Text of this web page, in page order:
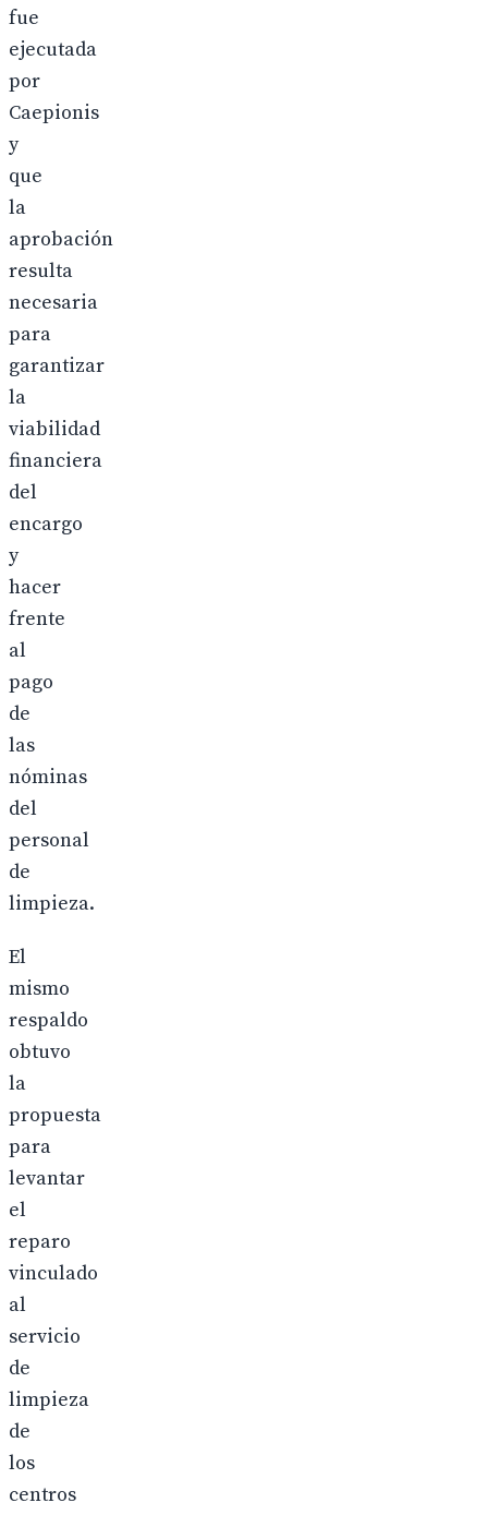
fue
ejecutada
por
Caepionis
y
que
la
aprobación
resulta
necesaria
para
garantizar
la
viabilidad
financiera
del
encargo
y
hacer
frente
al
pago
de
las
nóminas
del
personal
de
limpieza.
El
mismo
respaldo
obtuvo
la
propuesta
para
levantar
el
reparo
vinculado
al
servicio
de
limpieza
de
los
centros